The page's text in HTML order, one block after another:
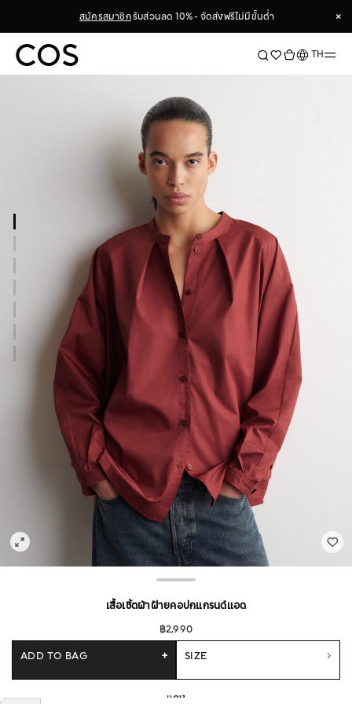
สมัครสมาชิกรับส่วนลด 10% - จัดส่งฟรีไม่มีขั้นต่ำ
×
×
ภาษาTH
เสื้อเชิ้ตผ้าฝ้ายคอปกแกรนด์แอด
฿2,990
SIZE
ADD TO BAG +
แดง